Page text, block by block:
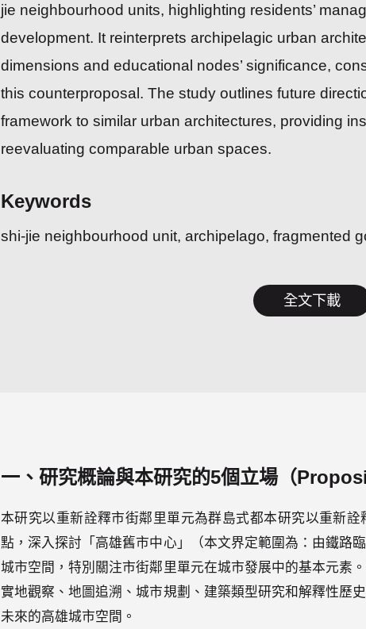
jie neighbourhood units, highlighting residents’
development. It reinterprets archipelagic urban
dimensions and educational nodes’ significance,
this counterproposal. The study outlines future
framework to similar urban architectures, providing
reevaluating comparable urban spaces.
Keywords
shi-jie neighbourhood unit, archipelago, fragmented
全文下載
一、研究概論與本研究的5個立場（
本研究以重新詮釋市街鄰里單元為群島式都本研究以重新
點，深入探討「高雄舊市中心」（本文界定範圍為：由鐵路
城市空間，特別關注市街鄰里單元在城市發展中的基本元素
實地觀察、地圖追溯、城市規劃、建築類型研究和解釋性歷
未來的高雄城市空間。